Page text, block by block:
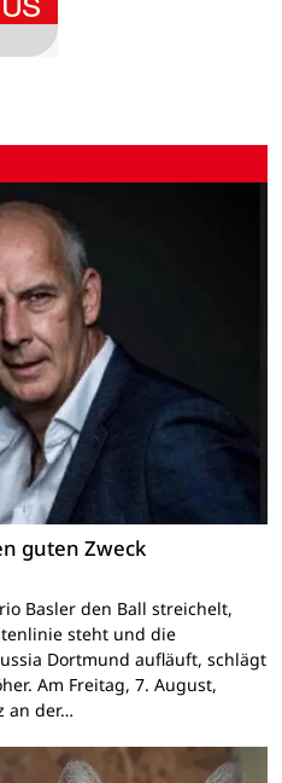
guten Zweck
Basler den Ball streichelt,
steht und die
Dortmund aufläuft, schlägt
Am Freitag, 7. August,
an der…